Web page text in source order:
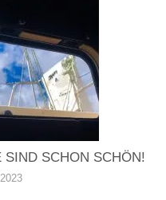
SIND SCHON SCHÖN!